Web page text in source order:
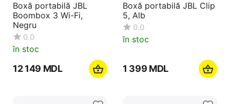
Boxă portabilă JBL
Boombox 3 Wi-Fi,
Negru
0.0
în stoc
12 149 MDL
Boxă portabilă JBL Clip
5, Alb
0.0
în stoc
1 399 MDL